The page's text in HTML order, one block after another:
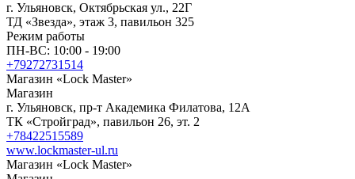
г. Ульяновск, Октябрьская ул., 22Г
ТД «Звезда», этаж 3, павильон 325
Режим работы
ПН-ВС: 10:00 - 19:00
+79272731514
Магазин «Lock Master»
Магазин
г. Ульяновск, пр-т Академика Филатова, 12А
ТК «Стройград», павильон 26, эт. 2
+78422515589
www.lockmaster-ul.ru
Магазин «Lock Master»